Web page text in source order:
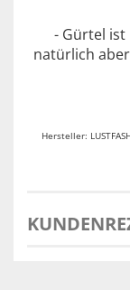
- Gürtel
natürlich
Hersteller: